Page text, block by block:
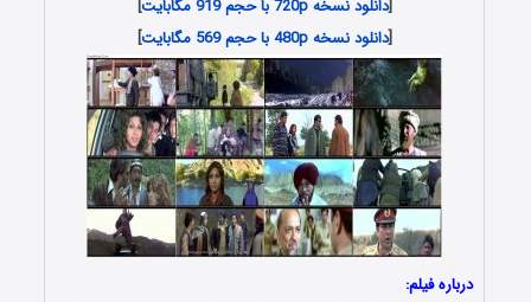
[دانلود نسخه 720p با حجم 919 مگابایت
]
[دانلود نسخه 480p با حجم 569 مگابایت ]
درباره فیلم: